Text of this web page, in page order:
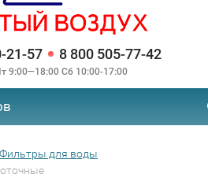
21-57 8 800 505-77-42
9:00—18:00 Сб 10:00-17:00
Фильтры для воды